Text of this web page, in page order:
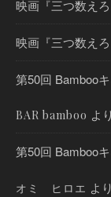
映画『三つ数え
映画『三つ数え
第50回 Bamboo
BAR bamboo より
第50回 Bamboo
オミ ヒロエ より